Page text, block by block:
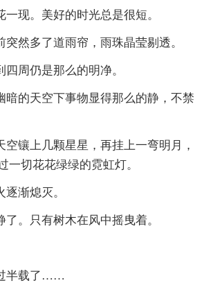
现。美好的时光总是很短。
突然多了道雨帘，雨珠晶莹剔透。
周仍是那么的明净。
暗的天空下事物显得那么的静，不禁
空镶上几颗星星，再挂上一弯明月，
一切花花绿绿的霓虹灯。
渐熄灭。
。只有树木在风中摇曳着。
半载了……